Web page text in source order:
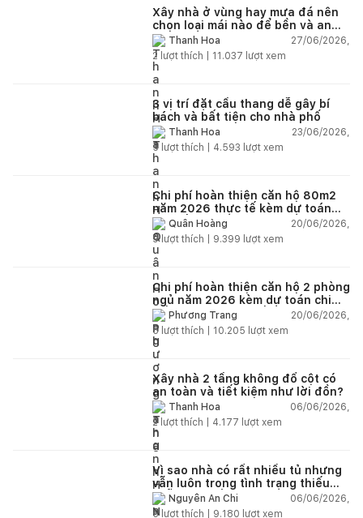
Xây nhà ở vùng hay mưa đá nên
chọn loại mái nào để bền và an
toàn?Thanh Hoa
27/06/2026,
2 lượt thích | 11.037 lượt xem
3 vị trí đặt cầu thang dễ gây bí
bách và bất tiện cho nhà phố
Thanh Hoa
23/06/2026,
5 lượt thích | 4.593 lượt xem
Chi phí hoàn thiện căn hộ 80m2
năm 2026 thực tế kèm dự toán
chi tiết từng hạng mục
Quân Hoàng
20/06/2026,
9lượt thích | 9.399 lượt xem
Chi phí hoàn thiện căn hộ 2 phòng
ngủ năm 2026 kèm dự toán chi
tiết và ví dụ thực tế
Phương Trang
20/06/2026,
5 lượt thích | 10.205 lượt xem
Xây nhà 2 tầng không đổ cột có
an toàn và tiết kiệm như lời đồn?
Thanh Hoa
06/06/2026,
2lượt thích | 4.177 lượt xem
Vì sao nhà có rất nhiều tủ nhưng
vẫn luôn trong tình trạng thiếu
chỗ chứa đồ?
Nguyễn An Chi
06/06/2026,
5lượt thích | 9.180 lượt xem